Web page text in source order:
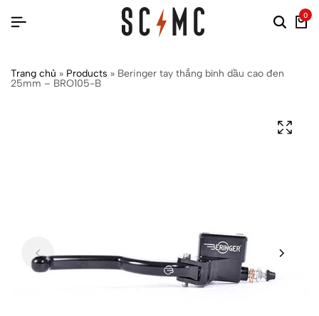
0
Trang chủ » Products » Beringer tay thắng bình dầu cao đen
25mm – BRO105-B